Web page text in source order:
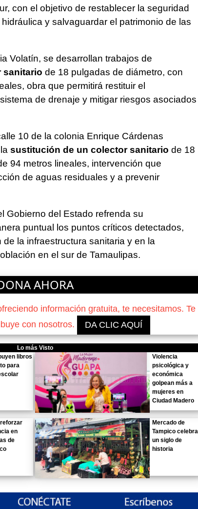
con el objetivo de restablecer la seguridad
y salvaguardar el patrimonio de las
Volatín, se desarrollan trabajos de
sanitario de 18 pulgadas de diámetro, con
obra que permitirá restituir el
de drenaje y mitigar riesgos asociados
10 de la colonia Enrique Cárdenas
sustitución de un colector sanitario de 18
94 metros lineales, intervención que
de aguas residuales y a prevenir
Gobierno del Estado refrenda su
puntual los puntos críticos detectados,
la infraestructura sanitaria y en la
en el sur de Tamaulipas.
AHORA
información gratuita, te necesitamos. Te
con nosotros.
DA CLIC AQUÍ
Lo más Visto
libros
para
Violencia
psicológica y
económica
golpean más a
mujeres en
Ciudad Madero
en
de
Mercado de
Tampico celebra
un siglo de
historia